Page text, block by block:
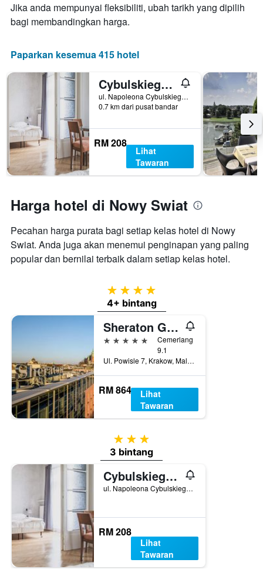
minggu
ini
yang
3
hari
penginapan
Carta
mempunyai
paksi
Y
yang
memaparkan
harga
purata
bilik
Jika anda mempunyai fleksibiliti, ubah tarikh yang dipilih
bagi membandingkan harga.
Paparkan kesemua 415 hotel
Cybulskiego Guest Rooms
ul. Napoleona Cybulskiego 6, Krakow, Malopolskie, Poland
0.7 km dari pusat bandar
RM 208
Lihat
Tawaran
Harga hotel di Nowy Swiat
Pecahan harga purata bagi setiap kelas hotel di Nowy
Swiat. Anda juga akan menemui penginapan yang paling
popular dan bernilai terbaik dalam setiap kelas hotel.
4 bintang
4+ bintang
Sheraton Grand Krakow
5 bintang
Cemerlang
9.1
Ul. Powisle 7, Krakow, Malopolskie, Poland
RM 864
Lihat
Tawaran
3 bintang
3 bintang
Cybulskiego Guest Rooms
ul. Napoleona Cybulskiego 6, Krakow, Malopolskie, Poland
RM 208
Lihat
Tawaran